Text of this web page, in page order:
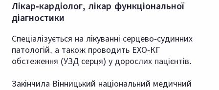
Лікар-кардіолог, лікар функціональної
діагностики
Спеціалізується на лікуванні серцево-судинних
патологій, а також проводить ЕХО-КГ
обстеження (УЗД серця) у дорослих пацієнтів.
Закінчила Вінницький національний медичний